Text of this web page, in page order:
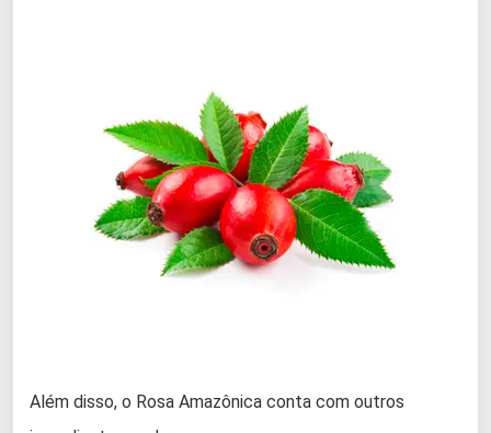
Além disso, o Rosa Amazônica conta com outros